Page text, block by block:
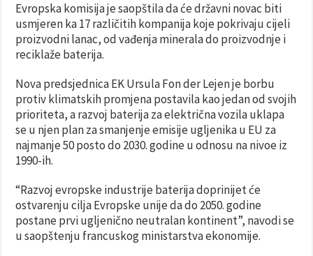
Evropska komisija je saopštila da će državni novac biti
usmjeren ka 17 različitih kompanija koje pokrivaju cijeli
proizvodni lanac, od vađenja minerala do proizvodnje i
reciklaže baterija.
Nova predsjednica EK Ursula Fon der Lejen je borbu
protiv klimatskih promjena postavila kao jedan od svojih
prioriteta, a razvoj baterija za električna vozila uklapa
se u njen plan za smanjenje emisije ugljenika u EU za
najmanje 50 posto do 2030. godine u odnosu na nivoe iz
1990-ih.
“Razvoj evropske industrije baterija doprinijet će
ostvarenju cilja Evropske unije da do 2050. godine
postane prvi ugljenično neutralan kontinent”, navodi se
u saopštenju francuskog ministarstva ekonomije.